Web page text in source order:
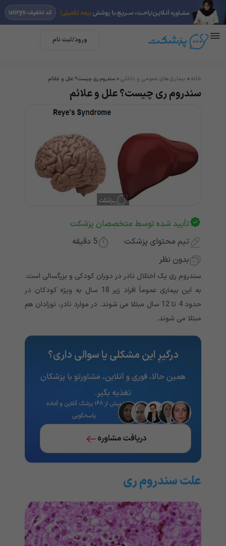
ورود/ثبت نام
خانه » بیماری های عمومی و داخلی » سندروم ری چیست؟ علل و علائم
سندروم ری چیست؟ علل و علائم
تأیید شده توسط متخصصان پزشکت
تیم محتوای پزشکت
5 دقیقه
بدون نظر
سندروم ری یک اختلال نادر در دوران کودکی و بزرگسالی است.
به این بیماری عموماً افراد زیر 18 سال به ویژه کودکان در
حدود 4 تا 12 سال مبتلا می شوند. در موارد نادر، نوزادان هم
مبتلا می شوند.
درگیرِ این مشکلی یا سوالی داری؟
همین حالا، فوری و آنلاین، مشاورتو با پزشکان
تغذیه‌ بگیر.
بیش از ۱۶۸ پزشک آنلاین و آماده
پاسخگویی
دریافت مشاوره
علت سندروم ری